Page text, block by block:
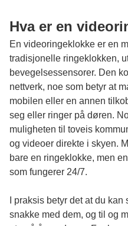
Hva er en
En videoringeklokke er en
tradisjonelle ringeklokken,
bevegelsessensorer. Den
nettverk, noe som betyr at
mobilen eller en annen
seg eller ringer på døren.
muligheten til toveis
og videoer direkte i skyen.
bare en ringeklokke, men
som fungerer 24/7.
I praksis betyr det at du
snakke med dem, og til og